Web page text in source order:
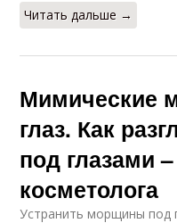
Читать дальше →
Мимические
глаз. Как
под глазами
косметолога
Устранить морщины